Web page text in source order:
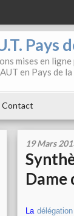
Pays
mises en
en Pays de
Contact
19 Mars
Dame
La